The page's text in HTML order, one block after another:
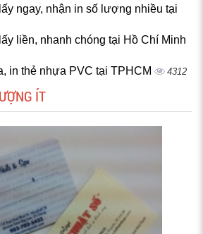
ngay, nhận in số lượng nhiều tại
liền, nhanh chóng tại Hồ Chí Minh
in thẻ nhựa PVC tại TPHCM 4312
ÍT